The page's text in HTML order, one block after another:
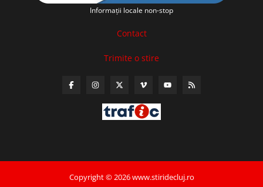
Informaţii locale non-stop
Contact
Trimite o stire
Copyright © 2026 www.stiridecluj.ro